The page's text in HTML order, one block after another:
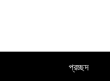
প্রচ্ছদ